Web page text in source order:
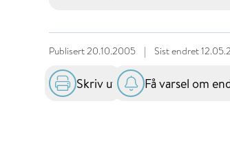
Publisert20.10.2005 | Sist endret
Skriv ut Få varsel om